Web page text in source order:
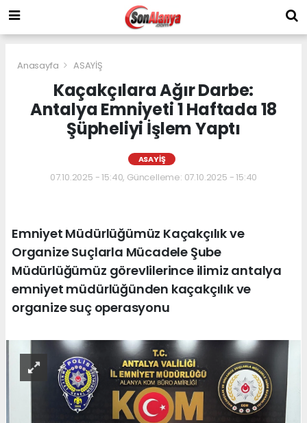
Anasayfa ASAYİŞ
Kaçakçılara Ağır Darbe:
Antalya Emniyeti 1 Haftada 18
Şüpheliyi İşlem Yaptı
ASAYİŞ
07.10.2025 - 15:40, Güncelleme: 07.10.2025 - 15:40
Emniyet Müdürlüğümüz Kaçakçılık ve
Organize Suçlarla Mücadele Şube
Müdürlüğümüz görevlilerince ilimiz antalya
emniyet müdürlüğünden kaçakçılık ve
organize suç operasyonu